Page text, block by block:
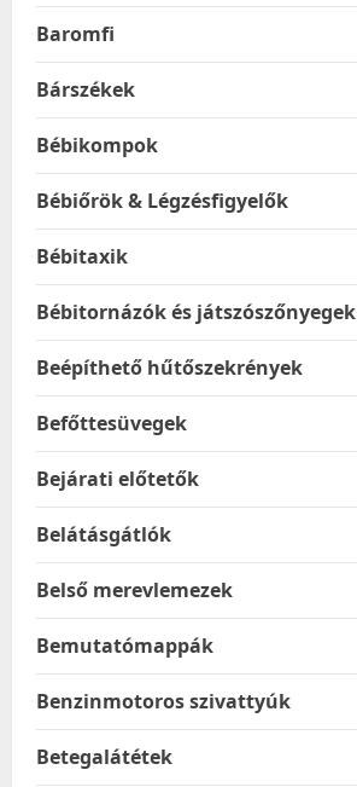
Baromfi
Bárszékek
Bébikompok
Bébiőrök & Légzésfigyelők
Bébitaxik
Bébitornázók és játszószőnyegek
Beépíthető hűtőszekrények
Befőttesüvegek
Bejárati előtetők
Belátásgátlók
Belső merevlemezek
Bemutatómappák
Benzinmotoros szivattyúk
Betegalátétek